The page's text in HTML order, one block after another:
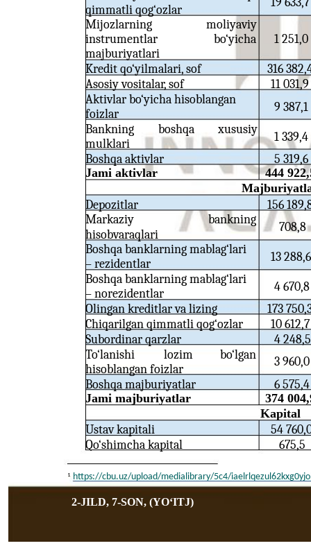
2-JILD, 7-SON, (YOʻITJ)
qimmatli qog‘ozlar
Mijozlarning
moliyaviy
instrumentlar
bo‘yicha
majburiyatlari
1 251,0
Kredit qo‘yilmalari, sof
316
Asosiy vositalar, sof
11 031,9
Aktivlar bo‘yicha hisoblangan
foizlar
9 387,1
Bankning
boshqa
xususiy
mulklari
1 339,4
Boshqa aktivlar
5 319,6
Jami aktivlar
444
Depozitlar
156
Markaziy
bankning
hisobvaraqlari
708,8
Boshqa banklarning mablag‘lari
– rezidentlar
13 288,6
Boshqa banklarning mablag‘lari
– norezidentlar
4 670,8
Olingan kreditlar va lizing
173
Chiqarilgan qimmatli qog‘ozlar
10 612,7
Subordinar qarzlar
4 248,5
To‘lanishi
lozim
bo‘lgan
hisoblangan foizlar
3 960,0
Boshqa majburiyatlar
6 575,4
Jami majburiyatlar
374
Kapital
Ustav kapitali
54
Qo‘shimcha kapital
675,5
1 https://cbu.uz/upload/medialibrary/5c4/